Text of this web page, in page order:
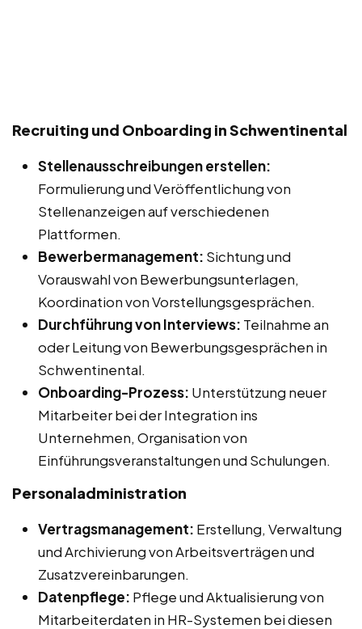
Recruiting und Onboarding in Schwentinental
Stellenausschreibungen erstellen:
Formulierung und Veröffentlichung von
Stellenanzeigen auf verschiedenen
Plattformen.
Bewerbermanagement: Sichtung und
Vorauswahl von Bewerbungsunterlagen,
Koordination von Vorstellungsgesprächen.
Durchführung von Interviews: Teilnahme an
oder Leitung von Bewerbungsgesprächen in
Schwentinental.
Onboarding-Prozess: Unterstützung neuer
Mitarbeiter bei der Integration ins
Unternehmen, Organisation von
Einführungsveranstaltungen und Schulungen.
Personaladministration
Vertragsmanagement: Erstellung, Verwaltung
und Archivierung von Arbeitsverträgen und
Zusatzvereinbarungen.
Datenpflege: Pflege und Aktualisierung von
Mitarbeiterdaten in HR-Systemen bei diesen